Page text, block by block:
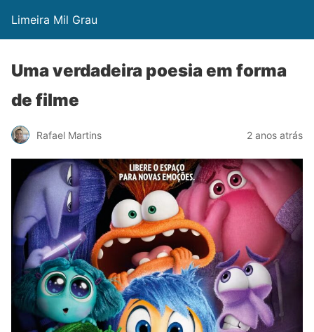
Limeira Mil Grau
Uma verdadeira poesia em forma
de filme
Rafael Martins 2 anos atrás